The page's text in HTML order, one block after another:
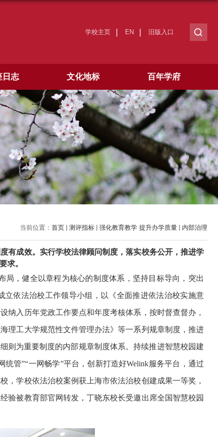
学校主页 EN 旧版入口
日志 文化地标 百年学府
当前位置： 首页 测评指标 强化教育教学 提升办学质量 内部治理
有成效。实行学校法律顾问制度，落实校务公开，推进学
求。
局，健全以章程为核心的制度体系，坚持目标导向，突出
依法治校工作领导小组，以《全面推进依法治校实施意
纳入历年党政工作要点和年度考核体系，按时督查督办，
理工大学规范性文件管理办法》等一系列规章制度，推进
则为重要制度的内部规章制度体系。持续推进智慧校园建
统管”“一网畅学”平台，创新打造好Welink服务平台，通过
，学校依法治校案例获上海市依法治校创建成果一等奖，
验被教育部官网转发，丁晓东校长受邀出席全国智慧校园